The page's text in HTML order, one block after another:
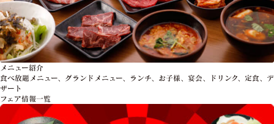
メニュー紹介
食べ放題メニュー、グランドメニュー、ランチ、お子様、宴会、ドリンク、定食、デ
ザート
フェア情報一覧